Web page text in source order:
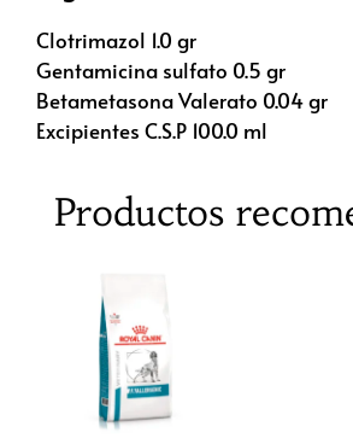
Clotrimazol 1.0 gr
Gentamicina sulfato 0.5 gr
Betametasona Valerato 0.04 gr
Excipientes C.S.P 100.0 ml
Productos